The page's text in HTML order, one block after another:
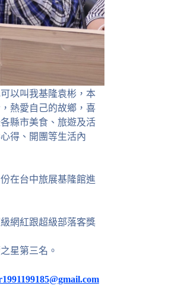
以叫我基隆袁彬，本
熱愛自己的故鄉，喜
縣市美食、旅遊及活
得、開團等生活內
在台中旅展基隆館進
網紅跟超級部落客獎
星第三名。